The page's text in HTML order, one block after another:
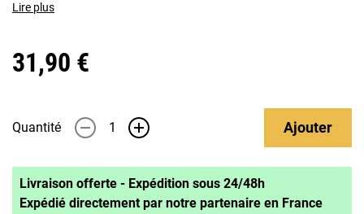
Lire plus
31,90 €
Quantité - + Ajouter
Livraison offerte - Expédition sous 24/48h
Expédié directement par notre partenaire en France